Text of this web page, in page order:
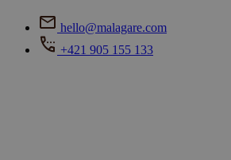
hello@malagare.com
+421 905 155 133